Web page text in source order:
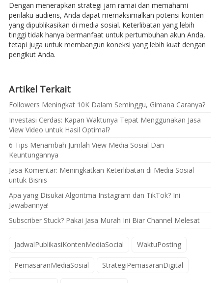
Dengan menerapkan strategi jam ramai dan memahami
perilaku audiens, Anda dapat memaksimalkan potensi konten
yang dipublikasikan di media sosial. Keterlibatan yang lebih
tinggi tidak hanya bermanfaat untuk pertumbuhan akun Anda,
tetapi juga untuk membangun koneksi yang lebih kuat dengan
pengikut Anda.
Artikel Terkait
Followers Meningkat 10K Dalam Seminggu, Gimana Caranya?
Investasi Cerdas: Kapan Waktunya Tepat Menggunakan Jasa
View Video untuk Hasil Optimal?
6 Tips Menambah Jumlah View Media Sosial Dan
Keuntungannya
Jasa Komentar: Meningkatkan Keterlibatan di Media Sosial
untuk Bisnis
Apa yang Disukai Algoritma Instagram dan TikTok? Ini
Jawabannya!
Subscriber Stuck? Pakai Jasa Murah Ini Biar Channel Melesat
JadwalPublikasiKontenMediaSocial WaktuPosting
PemasaranMediaSosial StrategiPemasaranDigital